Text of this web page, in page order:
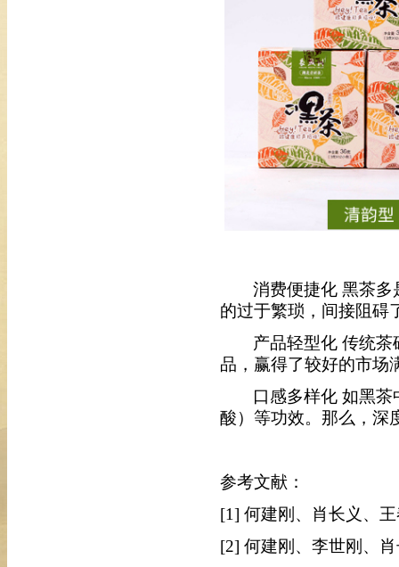
消费便捷化 黑茶多
的过于繁琐，间接阻碍
产品轻型化 传统茶
品，赢得了较好的市场
口感多样化 如黑茶
酸）等功效。那么，深
参考文献：
[1] 何建刚、肖长义、
[2] 何建刚、李世刚、